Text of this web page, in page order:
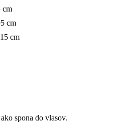
cm
cm
cm
spona do vlasov.